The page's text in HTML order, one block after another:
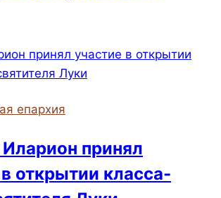
епархия
принял
открытии класса-